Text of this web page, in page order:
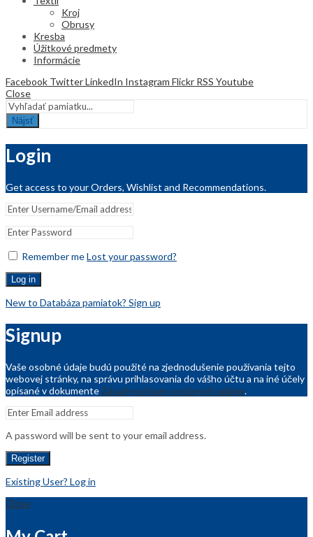
Kroj
Obrusy
Kresba
Úžitkové predmety
Informácie
Facebook TwitterLinkedIn Instagram Flickr RSS Youtube
Close
Nájsť
Login
Get access to your Orders, Wishlist and Recommendations.
Remember meLost your password?
Log in
New to Databáza pamiatok? Sign up
Signup
Vaše osobné údaje budú použité na zjednodušenie používania tejto
webovej stránky, na správu prihlasovania do vášho účtu a na iné účely
opísané v dokumente Zásady ochrany osobných údajov.
A password will be sent to your email address.
Register
Existing User? Log in
Close